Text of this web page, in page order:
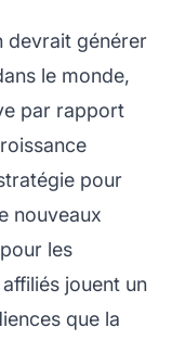
devrait générer
le monde,
par rapport
pour
nouveaux
les
jouent un
que la